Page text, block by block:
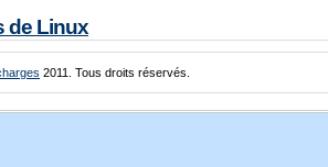
de Linux
2011. Tous droits réservés.